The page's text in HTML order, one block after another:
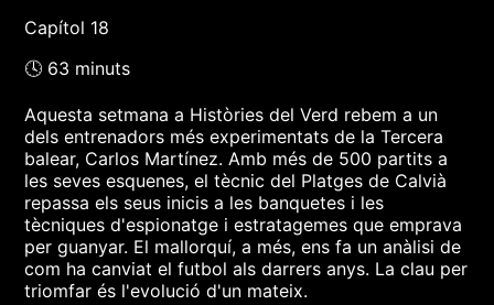
Capítol 18
🕓 63 minuts
Aquesta setmana a Històries del Verd rebem a un
dels entrenadors més experimentats de la Tercera
balear, Carlos Martínez. Amb més de 500 partits a
les seves esquenes, el tècnic del Platges de Calvià
repassa els seus inicis a les banquetes i les
tècniques d'espionatge i estratagemes que emprava
per guanyar. El mallorquí, a més, ens fa un anàlisi de
com ha canviat el futbol als darrers anys. La clau per
triomfar és l'evolució d'un mateix.